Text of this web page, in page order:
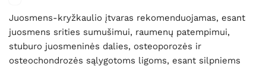
Juosmens-kryžkaulio įtvaras rekomenduojamas, esant
juosmens srities sumušimui, raumenų patempimui,
stuburo juosmeninės dalies, osteoporozės ir
osteochondrozės sąlygotoms ligoms, esant silpniems